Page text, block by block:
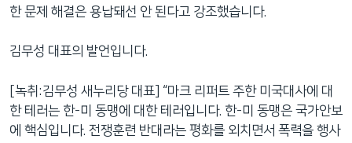
한 문제 해결은 용납돼선 안 된다고 강조했습니다.
김무성 대표의 발언입니다.
[녹취:김무성 새누리당 대표] “마크 리퍼트 주한 미국대사에 대
한 테러는 한-미 동맹에 대한 테러입니다. 한-미 동맹은 국가안보
에 핵심입니다. 전쟁훈련 반대라는 평화를 외치면서 폭력을 행사